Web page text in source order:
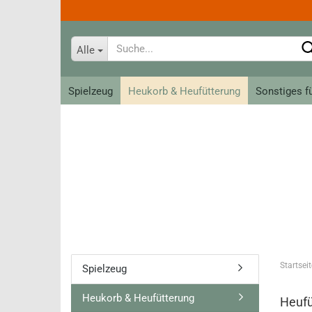
Alle
Spielzeug Heukorb & Heufütterung Sonstiges
Teens
Roeckl
Fahrer
Roeckl
Spielzeug
Heukorb & Heufütterung